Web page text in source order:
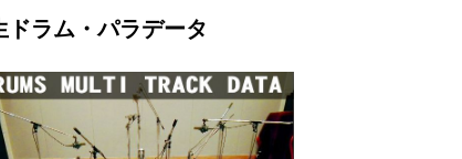
ドラム・パラデータ